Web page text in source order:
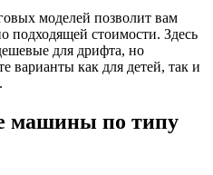
моделей позволит вам
подходящей стоимости. Здесь
для дрифта, но
варианты как для детей, так и
машины по типу